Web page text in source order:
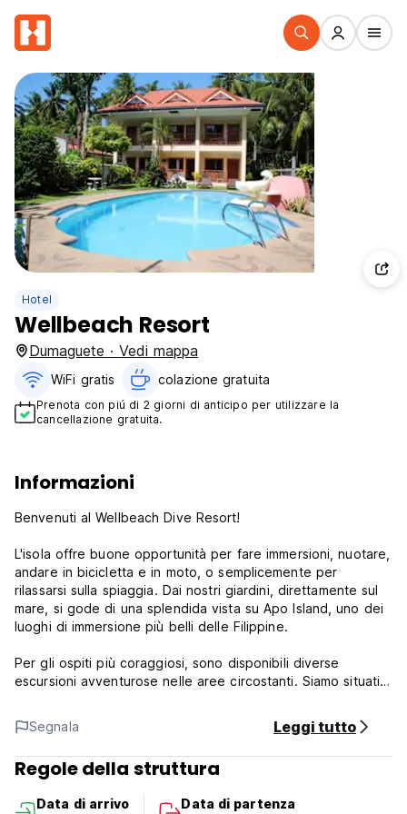
Hotel
Wellbeach Resort
Dumaguete · Vedi mappa
WiFi gratis colazione gratuita‎
Prenota con piú di 2 giorni di anticipo per utilizzare la
cancellazione gratuita.
Informazioni
Benvenuti al Wellbeach Dive Resort!
L'isola offre buone opportunità per fare immersioni, nuotare,
andare in bicicletta e in moto, o semplicemente per
rilassarsi sulla spiaggia. Dai nostri giardini, direttamente sul
mare, si gode di una splendida vista su Apo Island, uno dei
luoghi di immersione più belli delle Filippine.
Per gli ospiti più coraggiosi, sono disponibili diverse
escursioni avventurose nelle aree circostanti. Siamo situati
cocco.
Tutte le nostre camere sono dotate di aria condizionata e
finestre con grate antizanzare. Le camere sono dotate di
e acqua calda/fredda.
Segnala Leggi tutto
Regole della struttura
Data di arrivo
Data di partenza